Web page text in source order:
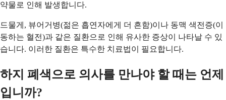
약물로 인해 발생합니다.
드물게, 뷰어거병(젊은 흡연자에게 더 흔함)이나 동맥 색전증(이
동하는 혈전)과 같은 질환으로 인해 유사한 증상이 나타날 수 있
습니다. 이러한 질환은 특수한 치료법이 필요합니다.
하지 폐색으로 의사를 만나야 할 때는 언제
입니까?